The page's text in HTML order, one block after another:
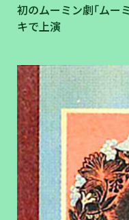
初のムーミン劇｢ムー
キで上演